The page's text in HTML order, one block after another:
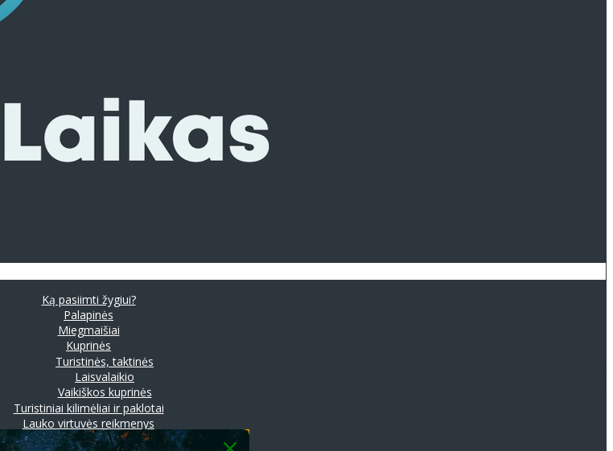
Ką pasiimti žygiui?
Palapinės
Miegmaišiai
Kuprinės
Turistinės, taktinės
Laisvalaikio
Vaikiškos kuprinės
Turistiniai kilimėliai ir paklotai
Lauko virtuvės reikmenys
Prožektoriai ir stovyklavimo lempos